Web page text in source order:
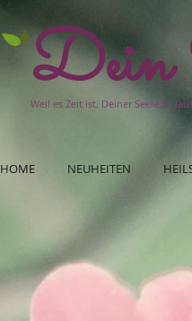
Dein
Weil es Zeit ist, Deiner Seele zu
HOME NEUHEITEN